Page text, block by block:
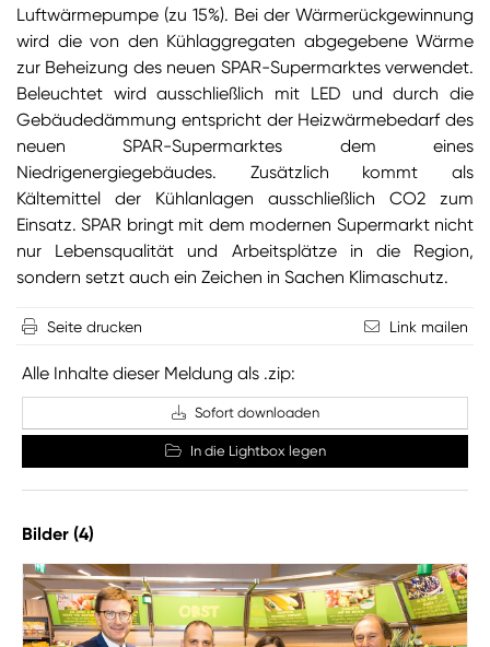
Luftwärmepumpe (zu 15%). Bei der Wärmerückgewinnung
wird die von den Kühlaggregaten abgegebene Wärme
zur Beheizung des neuen SPAR-Supermarktes verwendet.
Beleuchtet wird ausschließlich mit LED und durch die
Gebäudedämmung entspricht der Heizwärmebedarf des
neuen SPAR-Supermarktes dem eines
Niedrigenergiegebäudes. Zusätzlich kommt als
Kältemittel der Kühlanlagen ausschließlich CO2 zum
Einsatz. SPAR bringt mit dem modernen Supermarkt nicht
nur Lebensqualität und Arbeitsplätze in die Region,
sondern setzt auch ein Zeichen in Sachen Klimaschutz.
Seite drucken Link mailen
Alle Inhalte dieser Meldung als .zip:
Sofort downloaden
In die Lightbox legen
Bilder (4)